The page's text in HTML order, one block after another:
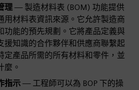
理— 製造材料表 (BOM) 功能提供
用材料表資訊來源。它允許製造商
功能的預先規劃。它將產品定義與
援知識的合作夥伴和供應商聯繫起
定產品所需的所有材料和零件，並
麼。
指示— 工程師可以為 BOP 下的操